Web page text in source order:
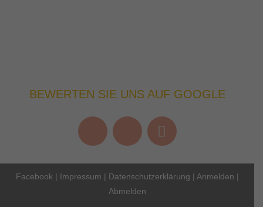
BEWERTEN SIE UNS AUF GOOGLE
Facebook | Impressum | Datenschutzerklärung | Anmelden |
Abmelden